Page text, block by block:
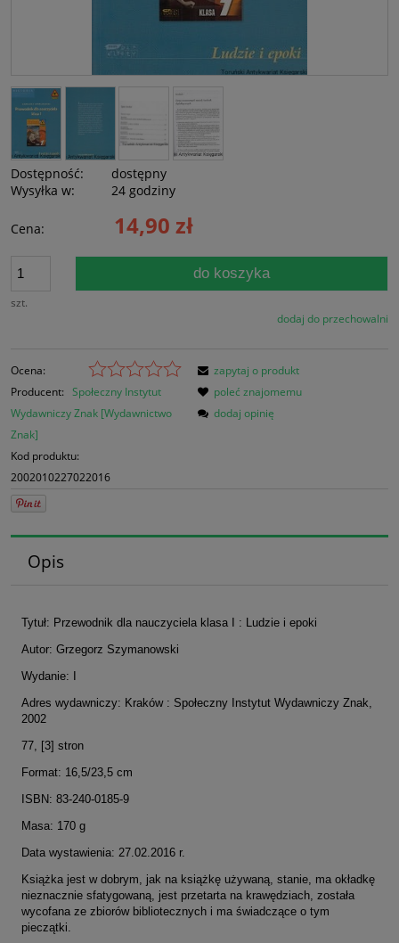
Dostępność:
dostępny
Wysyłka w:
24 godziny
Cena: 14,90 zł
szt.
do koszyka
dodaj do przechowalni
Ocena:
Producent: Społeczny Instytut
Wydawniczy Znak [Wydawnictwo
Znak]
Kod produktu:
2002010227022016
zapytaj o produkt
poleć znajomemu
dodaj opinię
Opis
Tytuł: Przewodnik dla nauczyciela klasa I : Ludzie i epoki
Autor: Grzegorz Szymanowski
Wydanie: I
Adres wydawniczy: Kraków : Społeczny Instytut Wydawniczy Znak,
2002
77, [3] stron
Format: 16,5/23,5 cm
ISBN: 83-240-0185-9
Masa: 170 g
Data wystawienia: 27.02.2016 r.
Książka jest w dobrym, jak na książkę używaną, stanie, ma okładkę
nieznacznie sfatygowaną, jest przetarta na krawędziach, została
wycofana ze zbiorów bibliotecznych i ma świadczące o tym
pieczątki.